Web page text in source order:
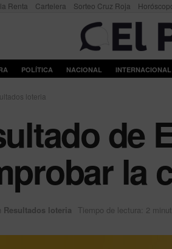
Renta Cartelera Sorteo Cruz Roja
POLÍTICA NACIONAL INTERNACIONAL
loteria
de
la
Resultados loteria Tiempo de lectura: 2